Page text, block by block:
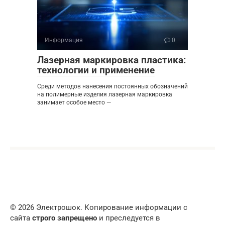
Информация 0
Лазерная маркировка пластика:
технологии и применение
Среди методов нанесения постоянных обозначений
на полимерные изделия лазерная маркировка
занимает особое место —
© 2026 Электрошок. Копирование информации с
сайта строго запрещено и преследуется в